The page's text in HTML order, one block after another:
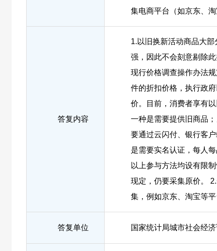
集电商平台（如京东、
答复内容
1.以旧换新活动商品大
强，因此不会刻意剔除
现行价格调查操作办法
件的折扣价格，执行政
价。目前，消费者享有
一种是需要提供旧商品
要通过云闪付、银行客
是需要实名认证，每人
以上参与方法均设有限
现定，仍要采集原价。
集，例如京东、淘宝等
答复单位 国家统计局城市社会经